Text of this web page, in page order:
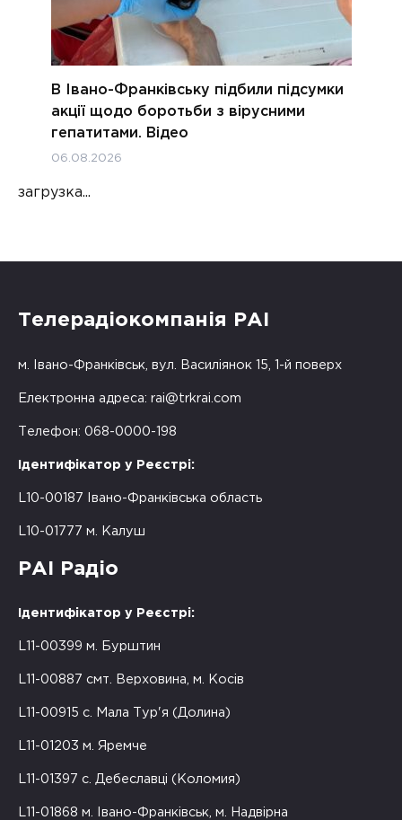
В Івано-Франківську підбили підсумки
акції щодо боротьби з вірусними
гепатитами. Відео
06.08.2026
загрузка...
Телерадіокомпанія РАІ
м. Івано-Франківськ, вул. Василіянок 15, 1-й поверх
Електронна адреса: rai@trkrai.com
Телефон: 068-0000-198
Ідентифікатор у Реєстрі:
L10-00187 Івано-Франківська область
L10-01777 м. Калуш
РАІ Радіо
Ідентифікатор у Реєстрі:
L11-00399 м. Бурштин
L11-00887 смт. Верховина, м. Косів
L11-00915 с. Мала Тур'я (Долина)
L11-01203 м. Яремче
L11-01397 с. Дебеславці (Коломия)
L11-01868 м. Івано-Франківськ, м. Надвірна